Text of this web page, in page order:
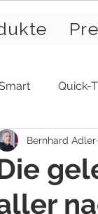
Quick-
Bernhard Adler